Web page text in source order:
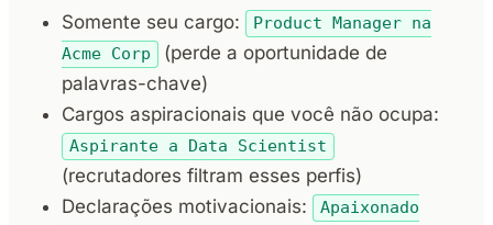
Somente seu cargo:
Product Manager na
Acme Corp
(perde a oportunidade de
palavras-chave)
Cargos aspiracionais que você não ocupa:
Aspirante a Data Scientist
(recrutadores filtram esses perfis)
Declarações motivacionais:
Apaixonado